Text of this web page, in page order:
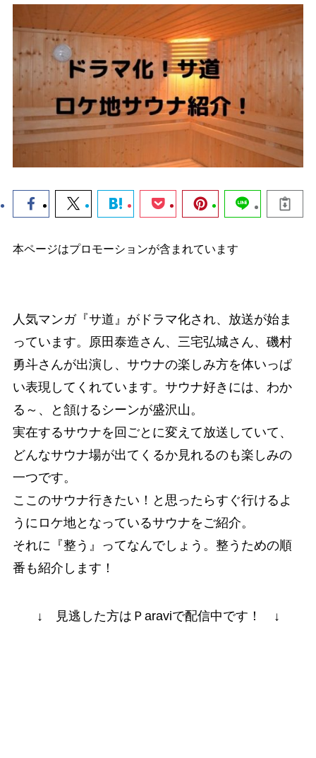
本ページはプロモーションが含まれています
人気マンガ『サ道』がドラマ化され、放送が始ま
っています。原田泰造さん、三宅弘城さん、磯村
勇斗さんが出演し、サウナの楽しみ方を体いっぱ
い表現してくれています。サウナ好きには、わか
る～、と頷けるシーンが盛沢山。
実在するサウナを回ごとに変えて放送していて、
どんなサウナ場が出てくるか見れるのも楽しみの
一つです。
ここのサウナ行きたい！と思ったらすぐ行けるよ
うに ロケ地となっているサウナをご紹介。
それに 『整う』ってなんでしょう 。整うための順
番も紹介します！
↓ 見逃した方はＰaraviで配信中です！ ↓